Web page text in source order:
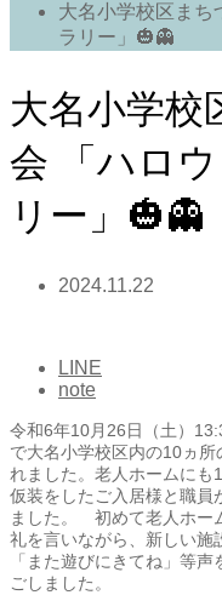
大名小学校区まち
ラリー」🎃👻
大名小学校
会 「ハロ
リー」🎃👻
2024.11.22
LINE
note
令和6年10月26日（土）
で大名小学校区内の10ヵ
れました。老人ホームに
仮装をしたご入居様と職員
ました。 初めて老人ホー
礼を言いながら、新しい施
「また遊びにきてね」等
ごしました。